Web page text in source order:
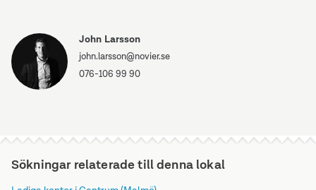
John Larsson
john.larsson@novier.se
076-106 99 90
Sökningar relaterade till denna lokal